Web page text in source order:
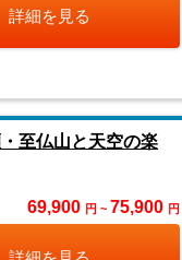
詳細を見る
至仏山と天空の楽
69,900 円 ~ 75,900 円